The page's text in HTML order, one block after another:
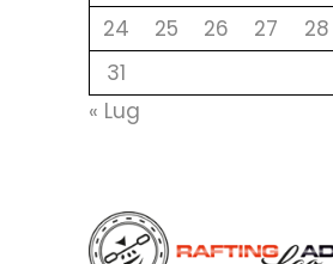
24
25 26 27 28
31
« Lug